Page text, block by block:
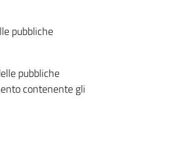
pubbliche
pubbliche
contenente gli